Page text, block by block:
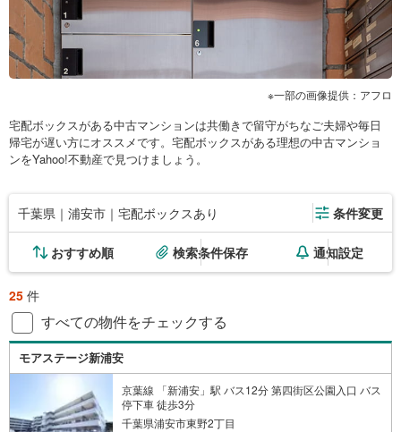
一部の画像提供：アフロ
宅配ボックスがある中古マンションは共働きで留守がちなご夫婦や毎日
帰宅が遅い方にオススメです。宅配ボックスがある理想の中古マンショ
ンをYahoo!不動産で見つけましょう。
千葉県｜浦安市｜宅配ボックスあり 条件変更
おすすめ順 検索条件保存 通知設定
25 件
すべての物件をチェックする
モアステージ新浦安
京葉線 「新浦安」駅 バス12分 第四街区公園入口 バス
停下車 徒歩3分
千葉県浦安市東野2丁目